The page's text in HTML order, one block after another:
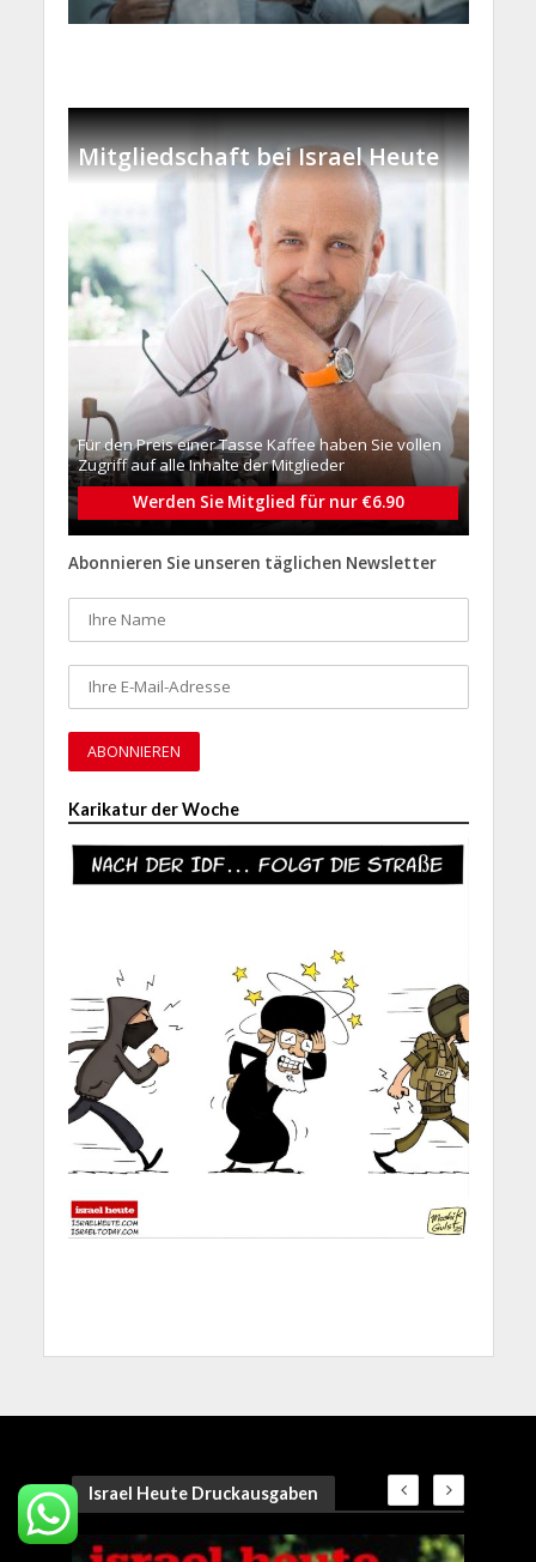
Mitgliedschaft bei Israel Heute
Für den Preis einer Tasse Kaffee haben Sie vollen
Zugriff auf alle Inhalte der Mitglieder
Werden Sie Mitglied für nur €6.90
Abonnieren Sie unseren täglichen Newsletter
Karikatur der Woche
Israel Heute Druckausgaben